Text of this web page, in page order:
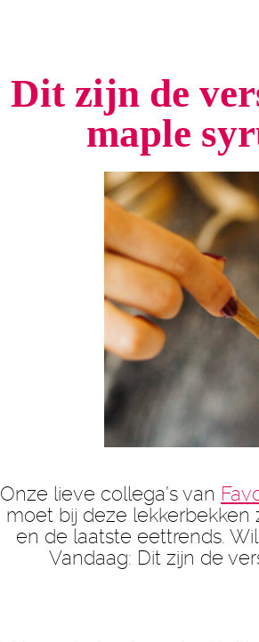
Dit zijn de
maple
Onze lieve collega’s van
moet bij deze
en de laatste eettrends.
Vandaag: Dit zijn de